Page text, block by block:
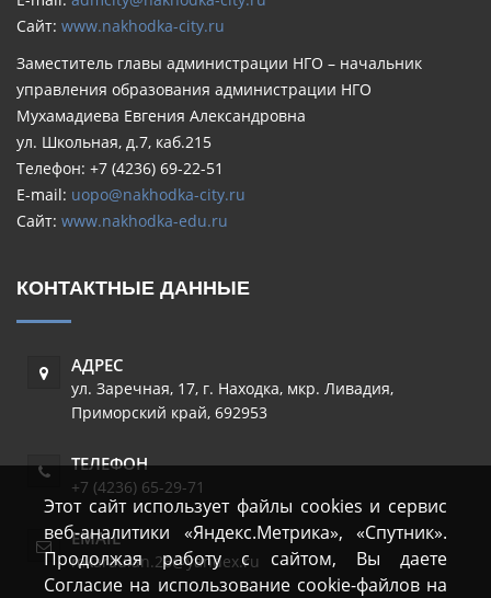
Этот сайт использует файлы cookies и сервис
веб-аналитики «Яндекс.Метрика», «Спутник».
Продолжая работу с сайтом, Вы даете
Согласие на использование cookie-файлов на
Сайт: www.nakhodka-city.ru
Заместитель главы администрации НГО – начальник
управления образования администрации НГО
Мухамадиева Евгения Александровна
ул. Школьная, д.7, каб.215
Телефон: +7 (4236) 69-22-51
E-mail: uopo@nakhodka-city.ru
Сайт: www.nakhodka-edu.ru
КОНТАКТНЫЕ ДАННЫЕ
АДРЕС
ул. Заречная, 17, г. Находка, мкр. Ливадия,
Приморский край, 692953
ТЕЛЕФОН
+7 (4236) 65-29-71
EMAIL
mkaraulan.26@yandex.ru